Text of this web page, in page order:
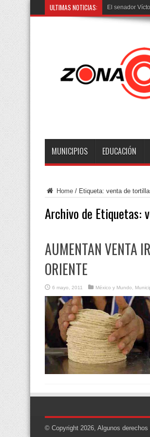
ULTIMAS NOTICIAS: El senador
MUNICIPIOS EDUCACIÓN
Home / Etiqueta: venta de
Archivo de Etiquetas:
AUMENTAN VENTA
ORIENTE
6 mayo, 2011 México y Mundo
© Copyright 2026, Algunos derechos